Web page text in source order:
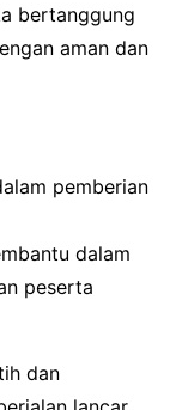
bertanggung
aman dan
pemberian
dalam
peserta
dan